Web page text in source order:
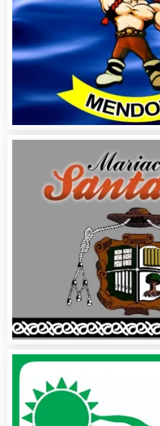
Banquetes
Bares y Cantinas
Basculas
Belleza
Bordados y Estampados
Boutiques
Buceo